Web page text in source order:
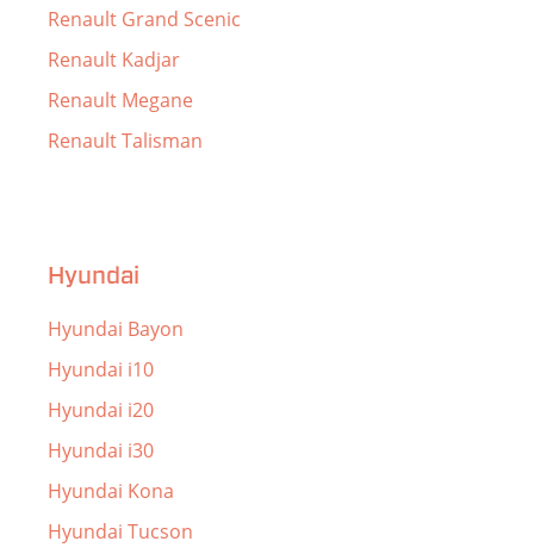
Renault Grand Scenic
Renault Kadjar
Renault Megane
Renault Talisman
Hyundai
Hyundai Bayon
Hyundai i10
Hyundai i20
Hyundai i30
Hyundai Kona
Hyundai Tucson